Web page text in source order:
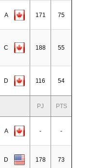
A 171 75
C 188 55
D 116 54
PJ PTS
A - -
D 178 73